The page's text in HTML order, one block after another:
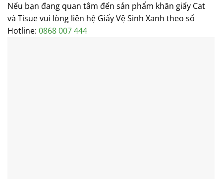
Nếu bạn đang quan tâm đến sản phẩm khăn giấy Cat
và Tisue vui lòng liên hệ Giấy Vệ Sinh Xanh theo số
Hotline: 0868 007 444